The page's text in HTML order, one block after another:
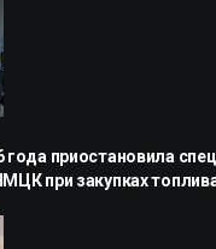
приостановила
при закупках